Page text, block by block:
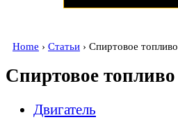
Home › Статьи › Спиртовое топливо
Спиртовое топливо
Двигатель